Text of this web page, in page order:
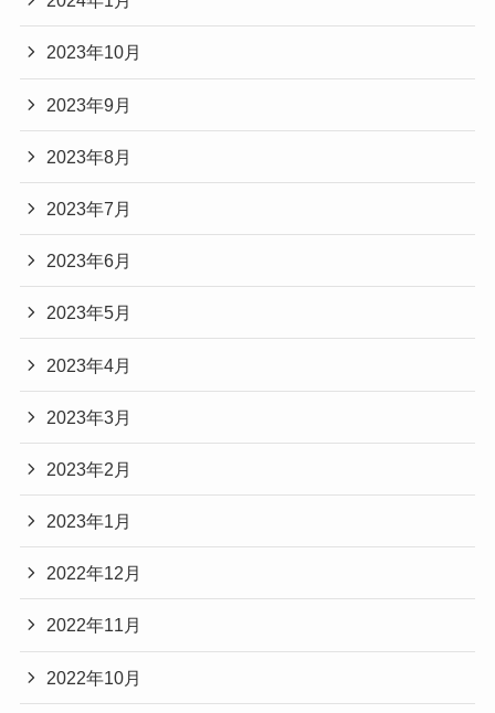
2023年10月
2023年9月
2023年8月
2023年7月
2023年6月
2023年5月
2023年4月
2023年3月
2023年2月
2023年1月
2022年12月
2022年11月
2022年10月